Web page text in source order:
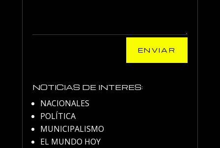
ENVIAR
NOTICIAS DE INTERES:
NACIONALES
POLÍTICA
MUNICIPALISMO
EL MUNDO HOY